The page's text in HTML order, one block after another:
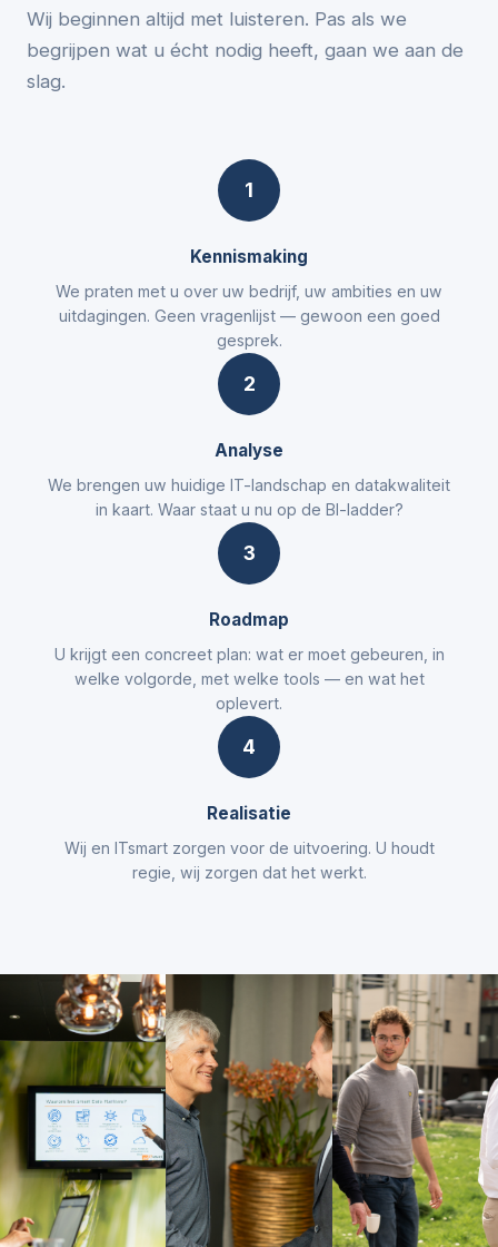
Wij beginnen altijd met luisteren. Pas als we
begrijpen wat u écht nodig heeft, gaan we aan de
slag.
1
Kennismaking
We praten met u over uw bedrijf, uw ambities en uw
uitdagingen. Geen vragenlijst — gewoon een goed
gesprek.
2
Analyse
We brengen uw huidige IT-landschap en datakwaliteit
in kaart. Waar staat u nu op de BI-ladder?
3
Roadmap
U krijgt een concreet plan: wat er moet gebeuren, in
welke volgorde, met welke tools — en wat het
oplevert.
4
Realisatie
Wij en ITsmart zorgen voor de uitvoering. U houdt
regie, wij zorgen dat het werkt.